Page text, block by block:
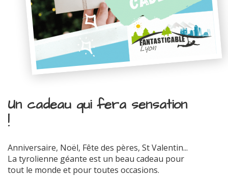
Un cadeau qui fera sensation
!
Anniversaire, Noël, Fête des pères, St Valentin...
La tyrolienne géante est un beau cadeau pour
tout le monde et pour toutes occasions.